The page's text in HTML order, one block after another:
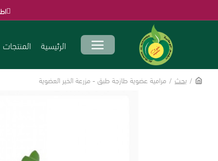
اطلب الآن قبل
الرئيسية المنتجات
بحث مرامية عضوية طازجة طبق - مزرعة الخير العضوية